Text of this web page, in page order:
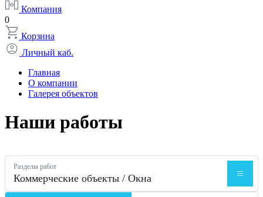
Компания
0
Корзина
Личный каб.
Главная
О компании
Галерея объектов
Наши работы
Разделы работ
Коммерческие объекты / Окна